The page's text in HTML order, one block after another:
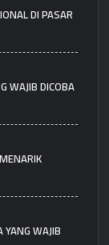
DI PASAR
WAJIB DICOBA
WAJIB